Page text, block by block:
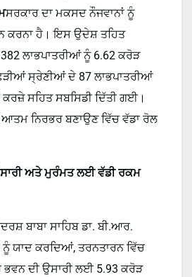
ਸਰਕਾਰ ਦਾ ਮਕਸਦ ਨੌਜਵਾਨਾਂ ਨੂੰ
ਕਰਨਾ ਹੈ। ਇਸ ਉਦੇਸ਼ ਤਹਿਤ
ਲਾਭਪਾਤਰੀਆਂ ਨੂੰ 6.62 ਕਰੋੜ
ਸ੍ਰੇਣੀਆਂ ਦੇ 87 ਲਾਭਪਾਤਰੀਆਂ
ਸਹਿਤ ਸਬਸਿਡੀ ਦਿੱਤੀ ਗਈ।
ਨਿਰਭਰ ਬਣਾਉਣ ਵਿੱਚ ਵੱਡਾ ਰੋਲ
ਅਤੇ ਮੁਰੰਮਤ ਲਈ ਵੱਡੀ ਰਕਮ
ਬਾਬਾ ਸਾਹਿਬ ਡਾ. ਬੀ.ਆਰ.
ਯਾਦ ਕਰਦਿਆਂ, ਤਰਨਤਾਰਨ ਵਿੱਚ
ਦੀ ਉਸਾਰੀ ਲਈ 5.93 ਕਰੋੜ